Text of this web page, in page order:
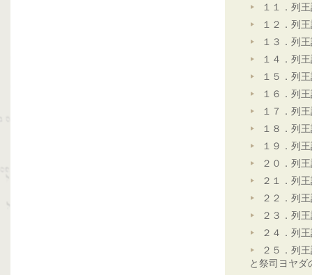
１１．列
１２．列
１３．列
１４．列
１５．列
１６．列
１７．列
１８．列
１９．列
２０．列
２１．列
２２．列
２３．列
２４．列
２５．列
と祭司ヨヤダ